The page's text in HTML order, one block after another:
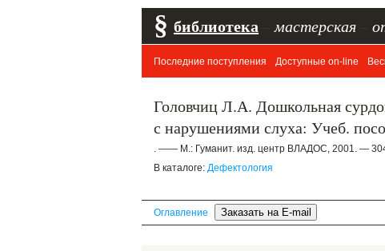
§ библиотека мастерская
Последние поступления Доступные on-line
Головчиц Л.А. Дошкольная
с нарушениями слуха: Учеб.
. —— М.: Гуманит. изд. центр ВЛАДОС, 2001. —
В каталоге: Дефектология
Оглавление